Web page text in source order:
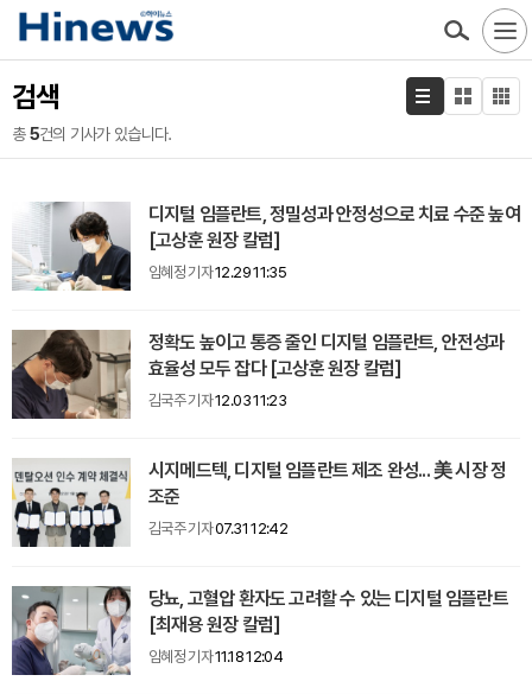
검색
총5건의 기사가 있습니다.
디지털 임플란트, 정밀성과 안정성으로 치료 수준 높여
[고상훈 원장 칼럼]
임혜정 기자12.29 11:35
정확도 높이고 통증 줄인 디지털 임플란트, 안전성과
효율성 모두 잡다 [고상훈 원장 칼럼]
김국주 기자12.03 11:23
시지메드텍, 디지털 임플란트 제조 완성... 美 시장 정
조준
김국주 기자07.31 12:42
당뇨, 고혈압 환자도 고려할 수 있는 디지털 임플란트
[최재용 원장 칼럼]
임혜정 기자11.18 12:04